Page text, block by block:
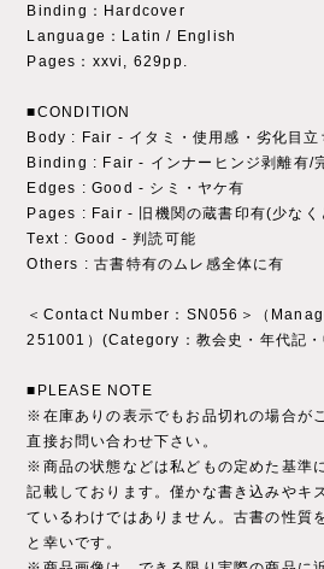
Binding：Hardcover
Language：Latin / English
Pages：xxvi, 629pp.
■CONDITION
Body : Fair - イタミ・使用感・劣化目立
Binding : Fair - インナーヒンジ剥離有/
Edges : Good - シミ・ヤケ有
Pages : Fair - 旧機関の蔵書印有(少なく
Text : Good - 判読可能
Others : 古書特有のムレ感全体に有
＜Contact Number：SN056＞（
251001）(Category：教会史・年代記
■PLEASE NOTE
※在庫ありの表示でもお品切れの場合が
直接お問い合わせ下さい。
※商品の状態などは私どもの定めた基準
記載しております。僅かな書き込みやキ
ているわけではありません。古書の性質
と幸いです。